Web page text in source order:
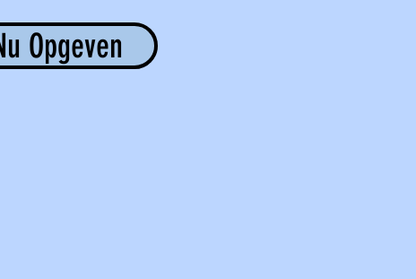
Opgeven